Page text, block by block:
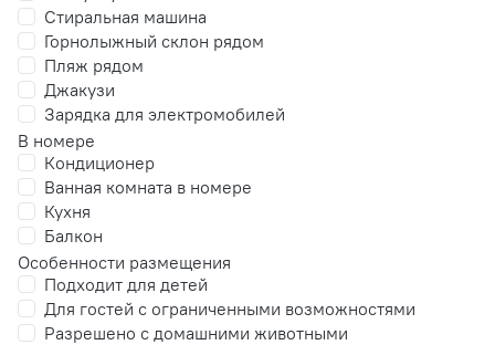
Стиральная машина
Горнолыжный склон рядом
Пляж рядом
Джакузи
Зарядка для электромобилей
В номере
Кондиционер
Ванная комната в номере
Кухня
Балкон
Особенности размещения
Подходит для детей
Для гостей с ограниченными возможностями
Разрешено с домашними животными